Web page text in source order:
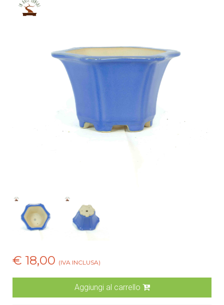
€ 18,00 (IVA INCLUSA)
Aggiungi al carrello